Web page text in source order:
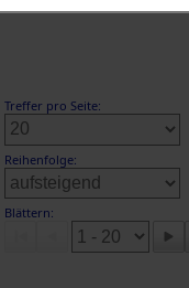
Treffer pro Seite:
Reihenfolge:
Blättern: